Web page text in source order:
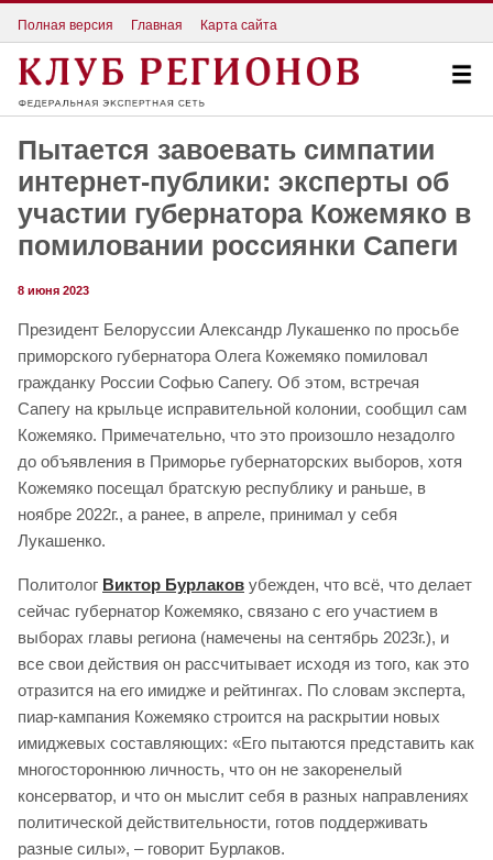
Полная версия Главная Карта сайта
Пытается завоевать симпатии
интернет-публики: эксперты об
участии губернатора Кожемяко в
помиловании россиянки Сапеги
8 июня 2023
Президент Белоруссии Александр Лукашенко по просьбе
приморского губернатора Олега Кожемяко помиловал
гражданку России Софью Сапегу. Об этом, встречая
Сапегу на крыльце исправительной колонии, сообщил сам
Кожемяко. Примечательно, что это произошло незадолго
до объявления в Приморье губернаторских выборов, хотя
Кожемяко посещал братскую республику и раньше, в
ноябре 2022г., а ранее, в апреле, принимал у себя
Лукашенко.
Политолог Виктор Бурлаков убежден, что всё, что делает
сейчас губернатор Кожемяко, связано с его участием в
выборах главы региона (намечены на сентябрь 2023г.), и
все свои действия он рассчитывает исходя из того, как это
отразится на его имидже и рейтингах. По словам эксперта,
пиар-кампания Кожемяко строится на раскрытии новых
имиджевых составляющих: «Его пытаются представить как
многостороннюю личность, что он не закоренелый
консерватор, и что он мыслит себя в разных направлениях
политической действительности, готов поддерживать
разные силы», – говорит Бурлаков.